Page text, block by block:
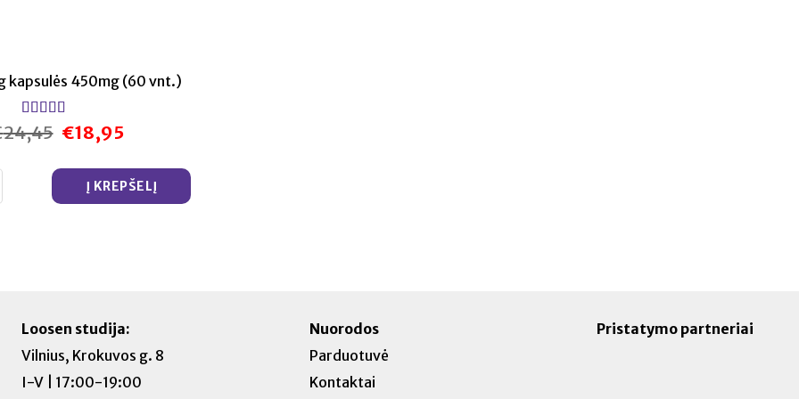
kapsulės 450mg (60 vnt.)
Įvertinimas:
5.00iš 5
24,45 Original
price
€24,45.
€18,95
€18,95.
L Cell EGCg kapsulės 450mg (60 vnt.)
Į KREPŠELĮ
Loosen studija:
Vilnius, Krokuvos g. 8
I-V | 17:00-19:00
Nuorodos
Parduotuvė
Kontaktai
Pristatymo partneriai